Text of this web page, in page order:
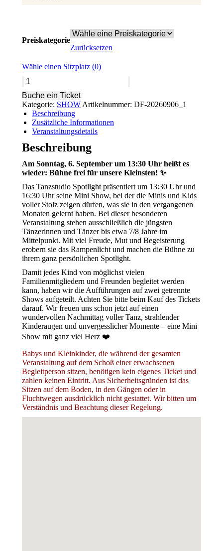
Preiskategorie
Zurücksetzen
Wähle einen Sitzplatz (0)
SPOTLIGHT
Mini
Tanzshow
(1.
Show
13:30
Uhr)
Menge
Buche ein Ticket
Kategorie: SHOW Artikelnummer: DF-20260906_1
Beschreibung
Zusätzliche Informationen
Veranstaltungsdetails
Beschreibung
Am Sonntag, 6. September um 13:30 Uhr heißt es
wieder: Bühne frei für unsere Kleinsten! ✨
Das Tanzstudio Spotlight präsentiert um 13:30 Uhr und
16:30 Uhr seine Mini Show, bei der die Minis und Kids
voller Stolz zeigen dürfen, was sie in den vergangenen
Monaten gelernt haben. Bei dieser besonderen
Veranstaltung stehen ausschließlich die jüngsten
Tänzerinnen und Tänzer bis etwa 7/8 Jahre im
Mittelpunkt. Mit viel Freude, Mut und Begeisterung
erobern sie das Rampenlicht und machen die Bühne zu
ihrem ganz persönlichen Spotlight.
Damit jedes Kind von möglichst vielen
Familienmitgliedern und Freunden begleitet werden
kann, haben wir die Aufführungen auf zwei getrennte
Shows aufgeteilt. Achten Sie bitte beim Kauf des Tickets
darauf. Wir freuen uns schon jetzt auf einen
wundervollen Nachmittag voller Tanz, strahlender
Kinderaugen und unvergesslicher Momente – eine Mini
Show mit ganz viel Herz ❤️
Babys und Kleinkinder, die während der gesamten
Veranstaltung auf dem Schoß einer erwachsenen
Begleitperson sitzen, benötigen kein eigenes Ticket und
zahlen keinen Eintritt. Aus Sicherheitsgründen ist das
Sitzen auf dem Boden, in den Gängen oder in
Fluchtwegen ausdrücklich nicht gestattet. Wir bitten um
Verständnis und Beachtung dieser Regelung.